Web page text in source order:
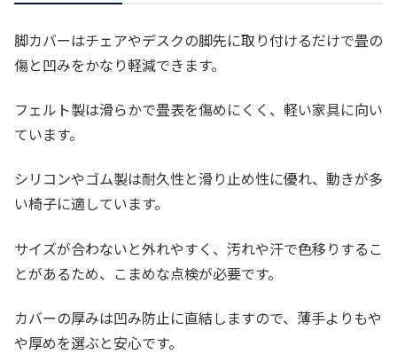
脚カバーはチェアやデスクの脚先に取り付けるだけで畳の
傷と凹みをかなり軽減できます。
フェルト製は滑らかで畳表を傷めにくく、軽い家具に向い
ています。
シリコンやゴム製は耐久性と滑り止め性に優れ、動きが多
い椅子に適しています。
サイズが合わないと外れやすく、汚れや汗で色移りするこ
とがあるため、こまめな点検が必要です。
カバーの厚みは凹み防止に直結しますので、薄手よりもや
や厚めを選ぶと安心です。